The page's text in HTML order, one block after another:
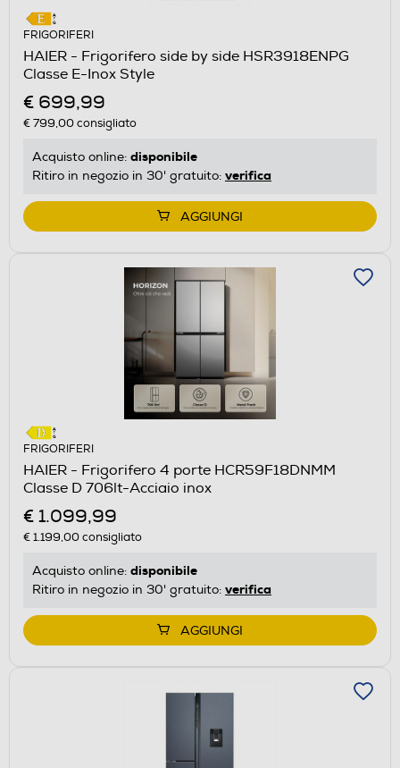
FRIGORIFERI
HAIER - Frigorifero side by side HSR3918ENPG
Classe E-Inox Style
€ 699,99
€ 799,00consigliato
Acquisto online: disponibile
Ritiro in negozio in 30' gratuito: verifica
AGGIUNGI
FRIGORIFERI
HAIER - Frigorifero 4 porte HCR59F18DNMM
Classe D 706lt-Acciaio inox
€ 1.099,99
€ 1.199,00consigliato
Acquisto online: disponibile
Ritiro in negozio in 30' gratuito: verifica
AGGIUNGI